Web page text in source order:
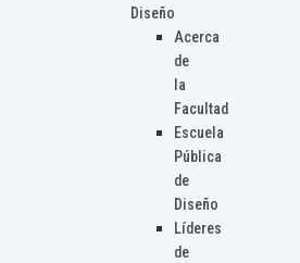
Diseño
Acerca
de
la
Facultad
Escuela
Pública
de
Diseño
Líderes
de